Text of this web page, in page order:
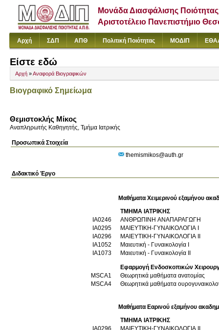
Μονάδα Διασφάλισης Ποιότητας
Αριστοτέλειο Πανεπιστήμιο
Αρχή ΣΔΠ ΑΠΘ Πολιτική Ποιότητας ΜΟΔΙΠ
Είστε εδώ
Αρχή »Αναφορά Βιογραφικών
Βιογραφικό Σημείωμα
Θεμιστοκλής Μίκος
Αναπληρωτής Καθηγητής, Τμήμα Ιατρικής
Προσωπικά Στοιχεία
themismikos@auth.gr
Διδακτικό Έργο
Μαθήματα Χειμερινού εξαμήνου
ΤΜΗΜΑ ΙΑΤΡΙΚΗΣ
ΙΑ0246
ΑΝΘΡΩΠΙΝΗ ΑΝΑΠΑΡΑΓΩΓΗ
ΙΑ0295
ΜΑΙΕΥΤΙΚΗ-ΓΥΝΑΙΚΟΛΟΓΙΑ Ι
ΙΑ0296
ΜΑΙΕΥΤΙΚΗ-ΓΥΝΑΙΚΟΛΟΓΙΑ ΙΙ
ΙΑ1052
Μαιευτική - Γυναικολογία I
ΙΑ1073
Μαιευτική - Γυναικολογία II
Εφαρμογή Ενδοσκοπικών
MSCA1
Θεωρητικά μαθήματα ανατομίας
MSCA4
Θεωρητικά μαθήματα
Μαθήματα Εαρινού εξαμήνου
ΤΜΗΜΑ ΙΑΤΡΙΚΗΣ
ΙΑ0296
ΜΑΙΕΥΤΙΚΗ-ΓΥΝΑΙΚΟΛΟΓΙΑ ΙΙ